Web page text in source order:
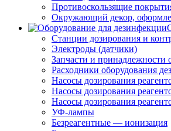
Противоскользящие
Окружающий декор,
Станции дозирования и
Электроды (датчики)
Запчасти и принадлежности
Расходники оборудования
Насосы дозирования
Насосы дозирования
Насосы дозирования
УФ-лампы
Безреагентные — ионизация